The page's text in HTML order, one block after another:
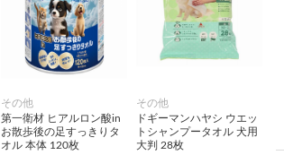
その他
第一衛材 ヒアルロン酸in
お散歩後の足すっきりタ
オル 本体 120枚
その他
ドギーマンハヤシ ウエッ
トシャンプータオル 犬用
大判 28枚